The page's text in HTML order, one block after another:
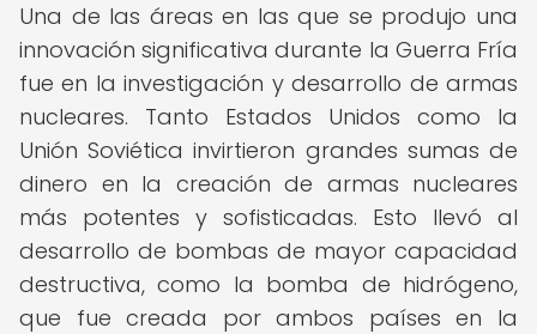
Una de las áreas en las que se produjo una
innovación significativa durante la Guerra Fría
fue en la investigación y desarrollo de armas
nucleares. Tanto Estados Unidos como la
Unión Soviética invirtieron grandes sumas de
dinero en la creación de armas nucleares
más potentes y sofisticadas. Esto llevó al
desarrollo de bombas de mayor capacidad
destructiva, como la bomba de hidrógeno,
que fue creada por ambos países en la